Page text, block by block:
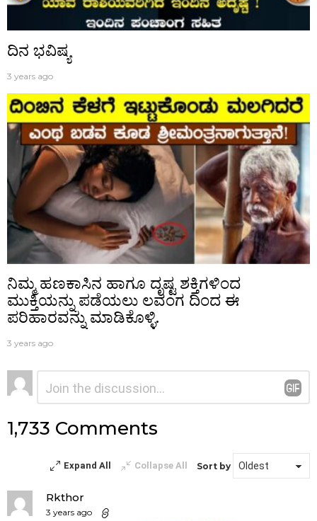
ದಿನ ಭವಿಷ್ಯ
3 years ago
ನಿಮ್ಮ ಹಣಕಾಸಿನ ಹಾಗೂ ದೃಷ್ಟ ಶಕ್ತಿಗಳಿಂದ
ಮುಕ್ತಿಯನ್ನು ಪಡೆಯಲು ಲವಂಗ ದಿಂದ ಈ
ಪರಿಹಾರವನ್ನು ಮಾಡಿಕೊಳ್ಳಿ.
3 years ago
ನಿಮ್ಮದೊಂದು
ಉತ್ತರ
1,733 Comments
Expand All Collapse All Sort by
Rkthor
3 years ago